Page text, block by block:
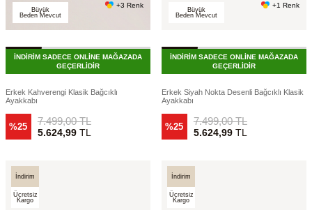
Büyük
Beden Mevcut
+3 Renk
İNDİRİM SADECE ONLİNE MAĞAZADA
GEÇERLİDİR
Erkek Kahverengi Klasik Bağcıklı
Ayakkabı
%25 7.499,00TL
5.624,99TL
Büyük
Beden Mevcut
+1 Renk
İNDİRİM SADECE ONLİNE MAĞAZADA
GEÇERLİDİR
Erkek Siyah Nokta Desenli Bağcıklı Klasik
Ayakkabı
%25 7.499,00TL
5.624,99TL
İndirim
Ücretsiz
Kargo
İndirim
Ücretsiz
Kargo